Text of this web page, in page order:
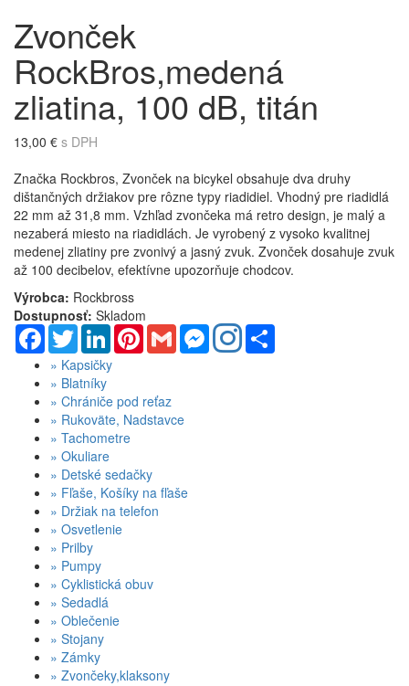
Zvonček
RockBros,medená
zliatina, 100 dB, titán
13,00 € s DPH
Značka Rockbros, Zvonček na bicykel obsahuje dva druhy
dištančných držiakov pre rôzne typy riadidiel. Vhodný pre riadidlá
22 mm až 31,8 mm. Vzhľad zvončeka má retro design, je malý a
nezaberá miesto na riadidlách. Je vyrobený z vysoko kvalitnej
medenej zliatiny pre zvonivý a jasný zvuk. Zvonček dosahuje zvuk
až 100 decibelov, efektívne upozorňuje chodcov.
Výrobca: Rockbross
Dostupnosť: Skladom
Facebook
TwitterLinkedInPinterestGmail Messenger
» Kapsičky
» Blatníky
» Chrániče pod reťaz
» Rukoväte, Nadstavce
» Tachometre
» Okuliare
» Detské sedačky
» Fľaše, Košíky na fľaše
» Držiak na telefon
» Osvetlenie
» Prilby
» Pumpy
» Cyklistická obuv
» Sedadlá
» Oblečenie
» Stojany
» Zámky
» Zvončeky,klaksony